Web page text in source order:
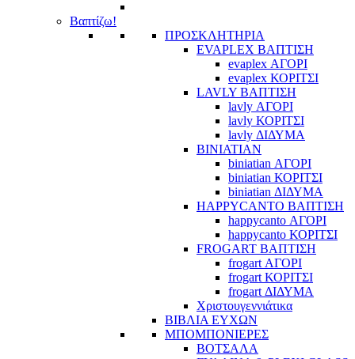
Βαπτίζω!
ΠΡΟΣΚΛΗΤΗΡΙΑ
EVAPLEX ΒΑΠΤΙΣΗ
evaplex ΑΓΟΡΙ
evaplex ΚΟΡΙΤΣΙ
LAVLY ΒΑΠΤΙΣΗ
lavly ΑΓΟΡΙ
lavly ΚΟΡΙΤΣΙ
lavly ΔΙΔΥΜΑ
BINIATIAN
biniatian ΑΓΟΡΙ
biniatian ΚΟΡΙΤΣΙ
biniatian ΔΙΔΥΜΑ
HAPPYCANTO ΒΑΠΤΙΣΗ
happycanto ΑΓΟΡΙ
happycanto ΚΟΡΙΤΣΙ
FROGART ΒΑΠΤΙΣΗ
frogart ΑΓΟΡΙ
frogart ΚΟΡΙΤΣΙ
frogart ΔΙΔΥΜΑ
Χριστουγεννιάτικα
ΒΙΒΛΙΑ ΕΥΧΩΝ
ΜΠΟΜΠΟΝΙΕΡΕΣ
ΒΟΤΣΑΛΑ